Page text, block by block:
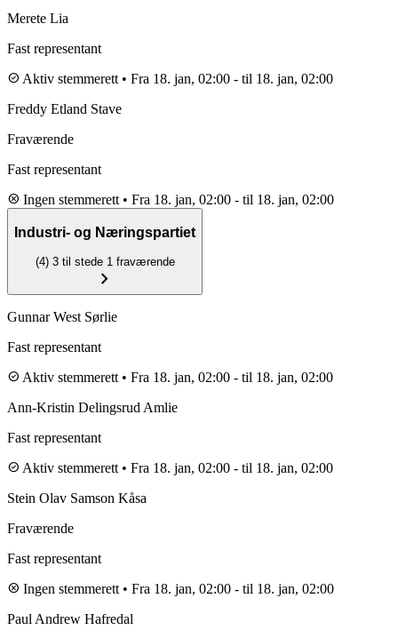
Merete Lia
Fast representant
check_circle Aktiv stemmerett • Fra 18. jan, 02:00 - til 18. jan, 02:00
Freddy Etland Stave
Fraværende
Fast representant
cancel Ingen stemmerett • Fra 18. jan, 02:00 - til 18. jan, 02:00
Industri- og Næringspartiet
(4) 3 til stede 1 fraværende
chevron_right
Gunnar West Sørlie
Fast representant
check_circle Aktiv stemmerett • Fra 18. jan, 02:00 - til 18. jan, 02:00
Ann-Kristin Delingsrud Amlie
Fast representant
check_circle Aktiv stemmerett • Fra 18. jan, 02:00 - til 18. jan, 02:00
Stein Olav Samson Kåsa
Fraværende
Fast representant
cancel Ingen stemmerett • Fra 18. jan, 02:00 - til 18. jan, 02:00
Paul Andrew Hafredal